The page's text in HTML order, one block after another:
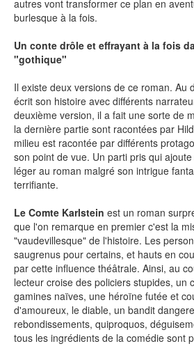
AUTEURS & ARTISTES
LES PARUTIONS/SORTIES
NEWSLETTER
En indiquant votre adresse mail ci-dessus, vous
part d'Actusf. Vous pouvez vous désinscrire à
désinscription.
LA RÉDACTION
CONTACT
FORUM
EDITIONS ACTUSF
EMAGINAIRE
MES PREMIÈRES LECTURES
autres vont transformer ce plan en
burlesque à la fois.
Un conte drôle et effrayant à la fois
"gothique"
Il existe deux versions de ce roman. Au
écrit son histoire avec différents
deuxième version, il a fait une sorte de
la dernière partie sont racontées par
milieu est racontée par différents
son point de vue. Un parti pris qui
léger au roman malgré son intrigue
terrifiante.
Le Comte Karlstein est un roman
que l'on remarque en premier c'est la
"vaudevillesque" de l'histoire. Les
saugrenus pour certains, et hauts en
par cette influence théâtrale. Ainsi, au
lecteur croise des policiers stupides, un
gamines naïves, une héroïne futée et
d'amoureux, le diable, un bandit
rebondissements, quiproquos,
tous les ingrédients de la comédie sont